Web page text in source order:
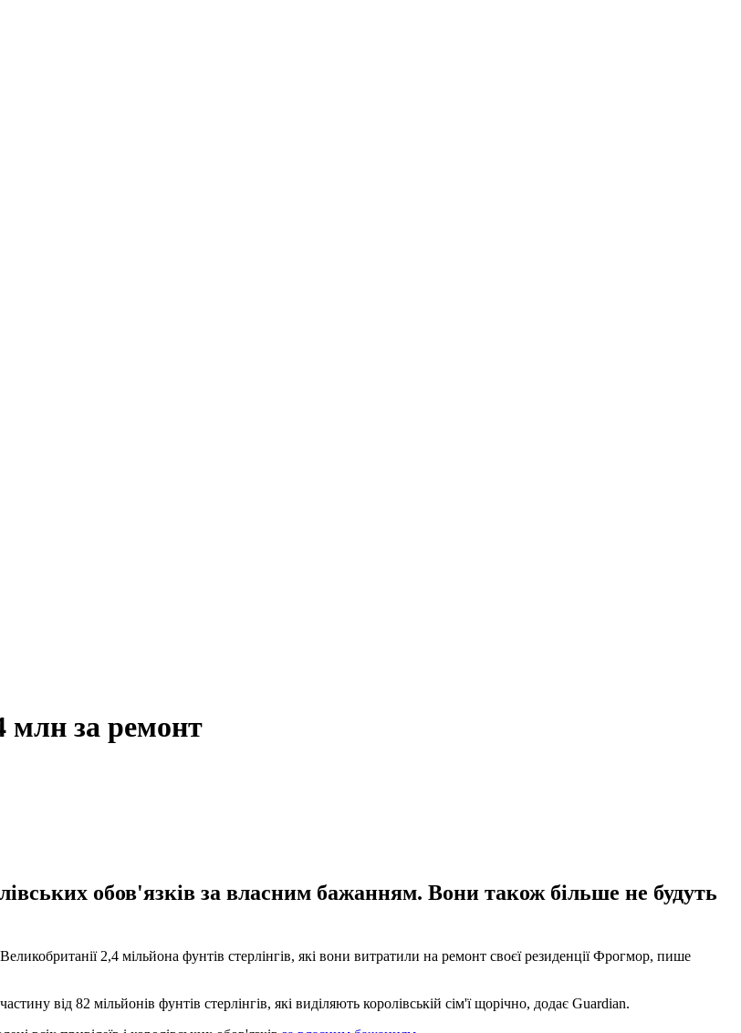
млн за ремонт
обов'язків за власним бажанням. Вони також більше не будуть
2,4 мільйона фунтів стерлінгів, які вони витратили на ремонт своєї резиденції Фрогмор, пише
від 82 мільйонів фунтів стерлінгів, які виділяють королівській сім'ї щорічно, додає Guardian.